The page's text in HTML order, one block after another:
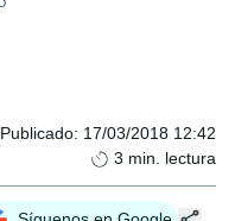
Publicado: 17/03/2018 12:42
3 min. lectura